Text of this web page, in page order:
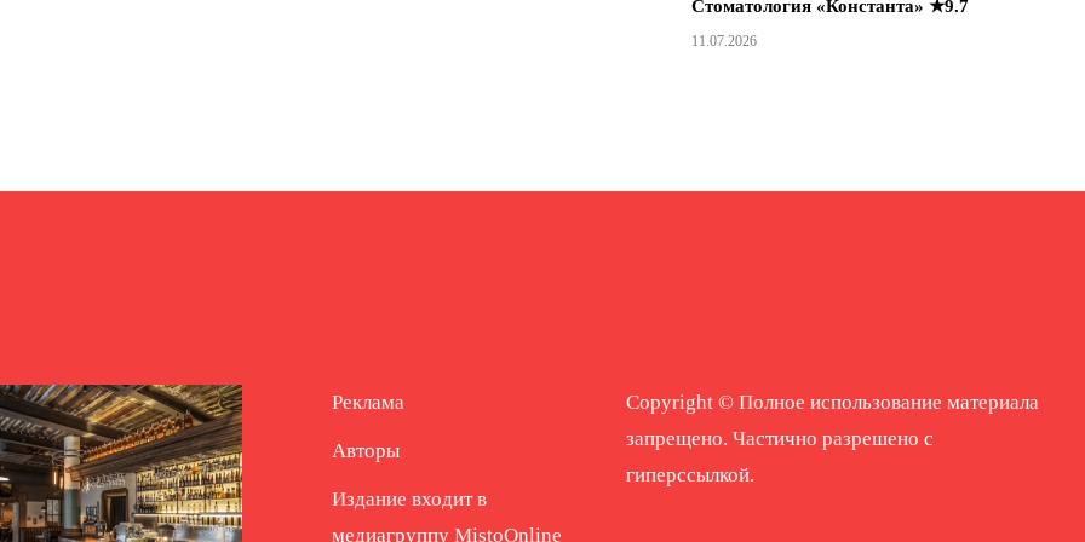
Стоматология «Константа» ★9.7
11.07.2026
Реклама
Авторы
Издание входит в
медиагруппу MistoOnline
Copyright © Полное использование материала
запрещено. Частично разрешено с
гиперссылкой.